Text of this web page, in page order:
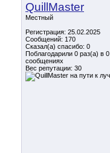
QuillMaster
Местный
Регистрация: 25.02.2025
Сообщений: 170
Сказал(а) спасибо: 0
Поблагодарили 0 раз(а) в 0
сообщениях
Вес репутации: 30